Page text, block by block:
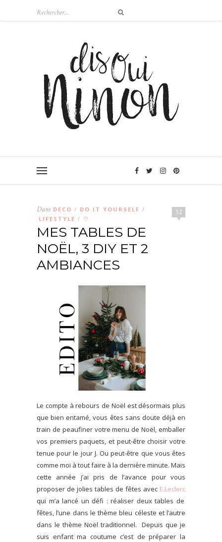
52
Dans DECO / DO IT YOURSELF /
LIFESTYLE / ♡
MES TABLES DE
NOËL, 3 DIY ET 2
AMBIANCES
Le compte à rebours de Noël est désormais plus
que bien entamé, vous êtes sans doute déjà en
train de peaufiner votre menu de Noël, emballer
vos premiers paquets, et peut-être choisir votre
tenue pour le jour J. Ou peut-être que vous êtes
comme moi à tout faire à la dernière minute. Mais
cette année j’ai pris de l’avance pour vous
proposer de jolies tables de fêtes avec E.Leclerc
qui m’a lancé un défi : réaliser deux tables de
fêtes, l’une dans le thème bleu céleste et l’autre
dans le thème Noël traditionnel. Depuis que je
suis enfant ma coutume c’est de préparer la